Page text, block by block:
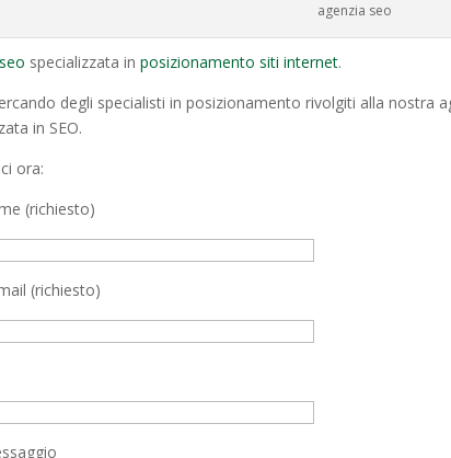
agenzia seo
specializzata inposizionamento siti internet.
degli specialisti in posizionamento rivolgiti alla nostra
in SEO.
ora:
(richiesto)
(richiesto)